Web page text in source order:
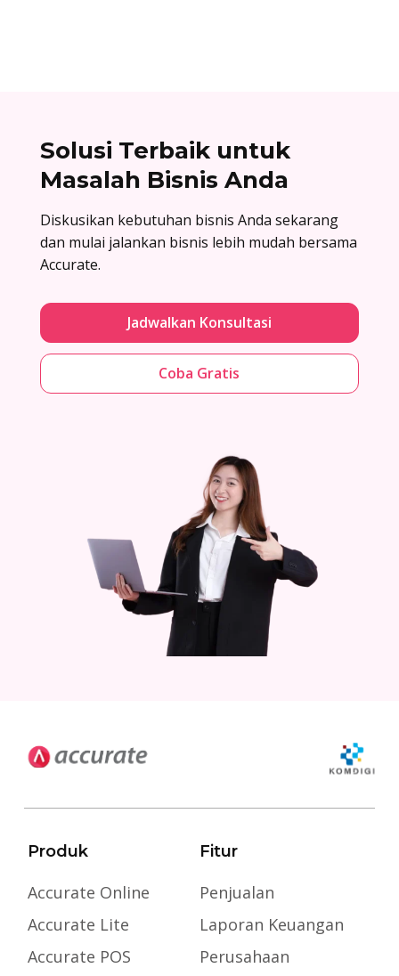
Solusi Terbaik untuk
Masalah Bisnis Anda
Diskusikan kebutuhan bisnis Anda sekarang
dan mulai jalankan bisnis lebih mudah bersama
Accurate.
Jadwalkan Konsultasi
Coba Gratis
Produk
Accurate Online
Accurate Lite
Accurate POS
Fitur
Penjualan
Laporan Keuangan
Perusahaan